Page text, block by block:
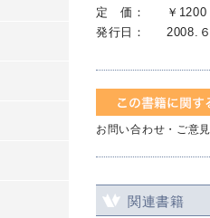
定 価：
￥1200
発行日：
2008.６
お問い合わせ・ご意
関連書籍